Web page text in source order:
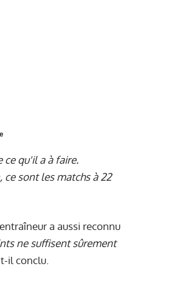
ce qu'il a à faire.
sont les matchs à 22
a aussi reconnu
ne suffisent sûrement
il conclu.